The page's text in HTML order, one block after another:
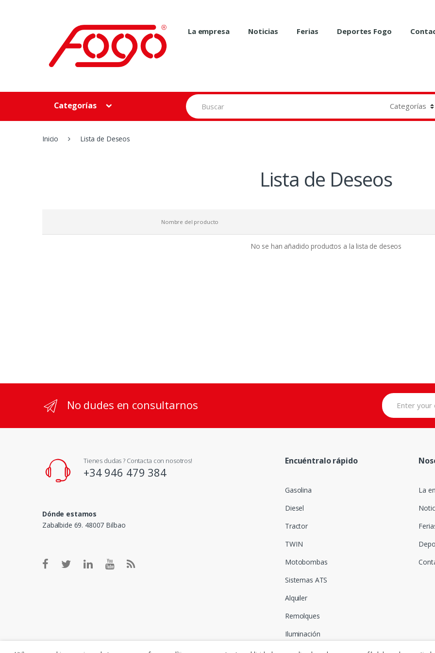
La empresa Noticias Ferias Deportes Fogo
Categorías
Search
for:
Inicio Lista de Deseos
Lista de Deseos
Nombre del producto
No se han añadido productos a la lista de deseos
No dudes en consultarnos
Encuéntralo rápido
Gasolina
Diesel
Tractor
TWIN
Motobombas
Sistemas ATS
Alquiler
Remolques
Iluminación
La
Tienes dudas ? Contacta con nosotros!
+34 946 479 384
Dónde estamos
Zabalbide 69. 48007 Bilbao